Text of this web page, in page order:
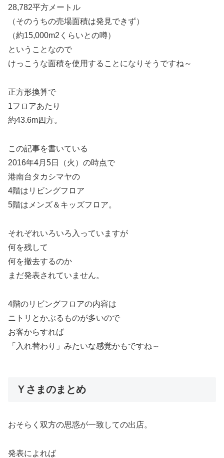
28,782平方メートル
（そのうちの売場面積は発見できず）
（約15,000m2くらいとの噂）
ということなので
けっこうな面積を使用することになりそうですね～
正方形換算で
1フロアあたり
約43.6m四方。
この記事を書いている
2016年4月5日（火）の時点で
港南台タカシマヤの
4階はリビングフロア
5階はメンズ＆キッズフロア。
それぞれいろいろ入っていますが
何を残して
何を撤去するのか
まだ発表されていません。
4階のリビングフロアの内容は
ニトリとかぶるものが多いので
お客からすれば
「入れ替わり」みたいな感覚かもですね～
Ｙさまのまとめ
おそらく双方の思惑が一致しての出店。
発表によれば